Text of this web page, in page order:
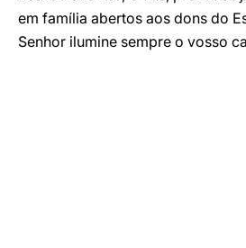
em família abertos aos dons do
Senhor ilumine sempre o vosso